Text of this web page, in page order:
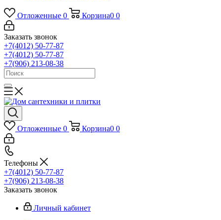
Отложенные 0 Корзина0 0
Заказать звонок
+7(4012) 50-77-87
+7(4012) 50-77-87
+7(906) 213-08-38
Отложенные 0 Корзина0 0
Телефоны
+7(4012) 50-77-87
+7(906) 213-08-38
Заказать звонок
Личный кабинет